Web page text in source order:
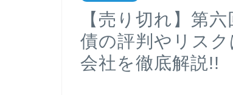
【売り切れ】第
債の評判やリス
会社を徹底解説!!